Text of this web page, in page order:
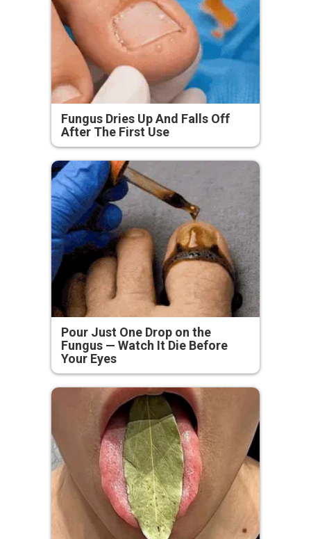
Fungus Dries Up And Falls Off
After The First Use
Pour Just One Drop on the
Fungus — Watch It Die Before
Your Eyes